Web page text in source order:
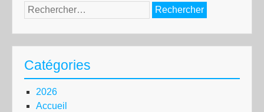
Rechercher :
Catégories
2026
Accueil